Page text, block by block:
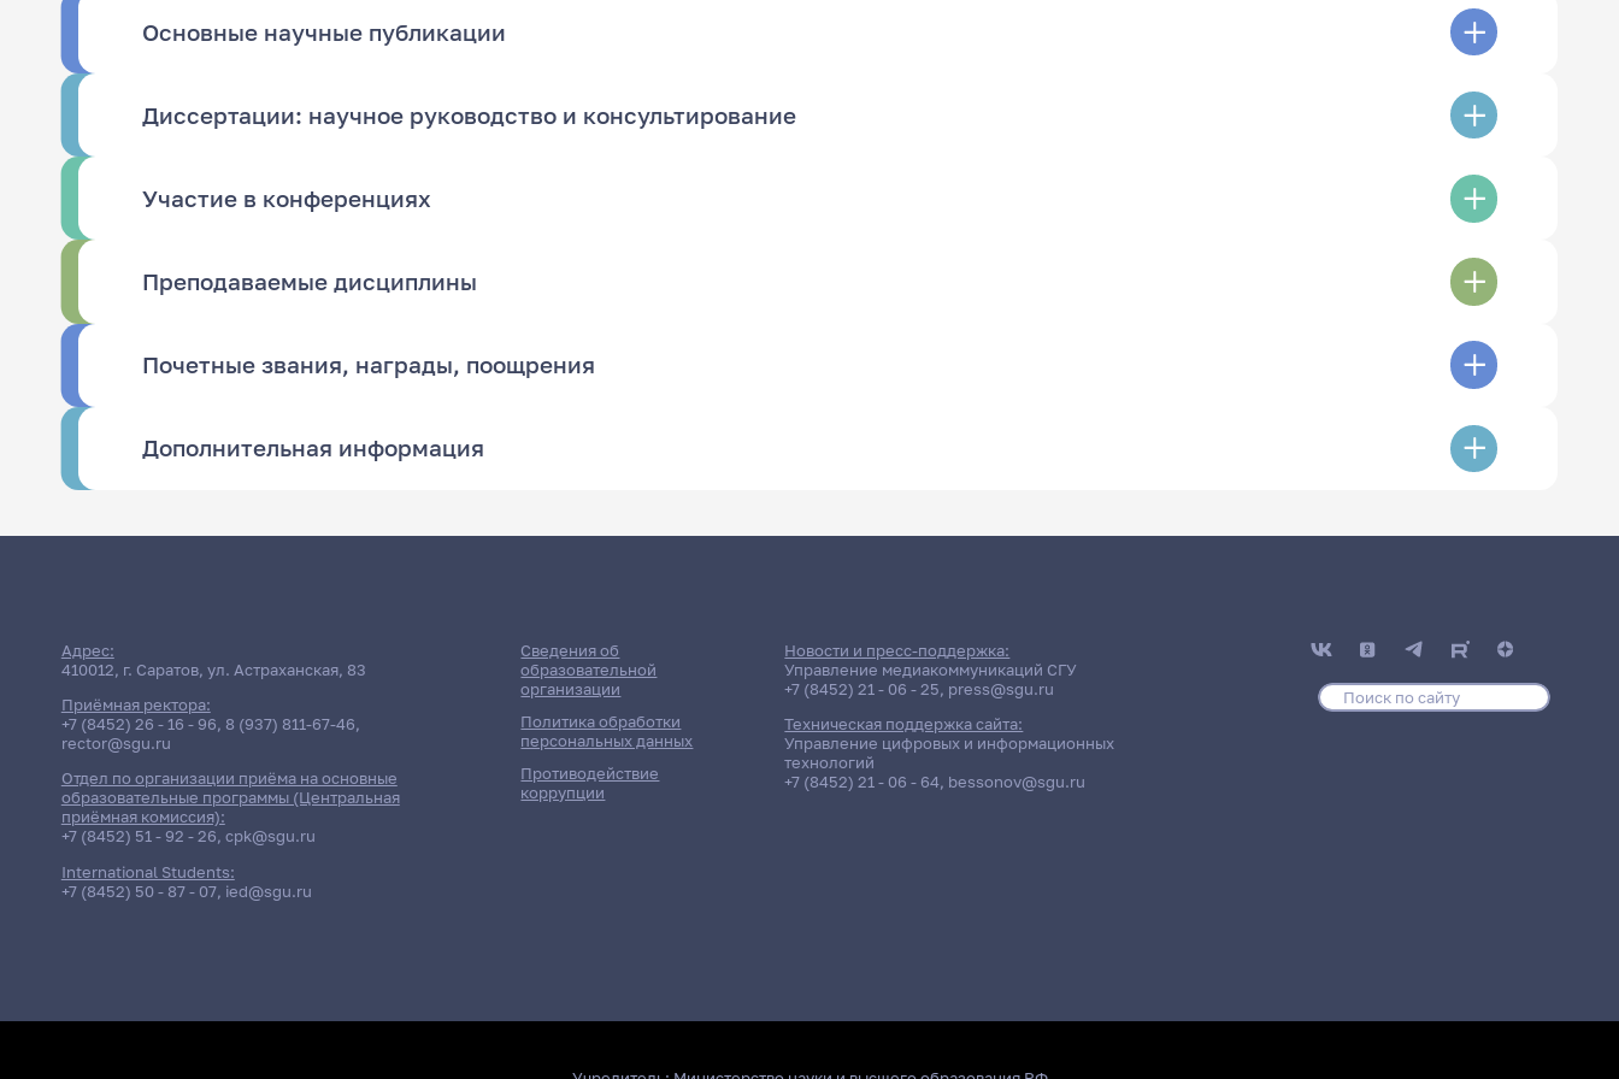
Основные научные публикации
Диссертации: научное руководство и консультирование
Участие в конференциях
Преподаваемые дисциплины
Почетные звания, награды, поощрения
Дополнительная информация
Адрес:
410012, г. Саратов, ул. Астраханская, 83
Приёмная ректора:
+7 (8452) 26 - 16 - 96, 8 (937) 811-67-46,
rector@sgu.ru
Отдел по организации приёма на основные
образовательные программы (Центральная
приёмная комиссия):
+7 (8452) 51 - 92 - 26, cpk@sgu.ru
International Students:
+7 (8452) 50 - 87 - 07, ied@sgu.ru
Сведения об
образовательной
организации
Политика обработки
персональных данных
Противодействие
коррупции
Новости и пресс-поддержка:
Управление медиакоммуникаций СГУ
+7 (8452) 21 - 06 - 25, press@sgu.ru
Техническая поддержка сайта:
Управление цифровых и информационных
технологий
+7 (8452) 21 - 06 - 64, bessonov@sgu.ru